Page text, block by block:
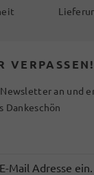
VERPASSEN!
an und
Dankeschön